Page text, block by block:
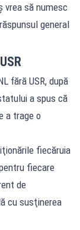
vrea să numesc
general
fără USR, după
a spus că
a trage o
fiecăruia
fiecare
de
cu susţinerea